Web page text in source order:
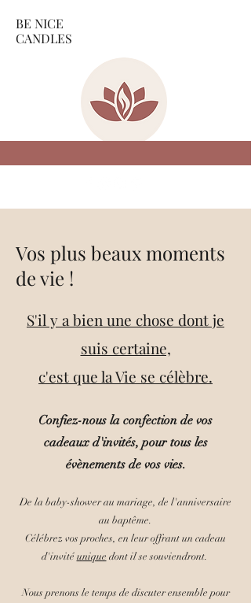
BE NICE
CANDLES
Vos plus beaux moments
de vie !
S'il y a bien une chose dont je
suis certaine,
c'est que la Vie se célèbre.
Confiez-nous la confection de vos
cadeaux d'invités, pour tous les
évènements de vos vies.
De la baby-shower au mariage, de l'anniversaire
au baptême.
Célébrez vos proches, en leur offrant un cadeau
d'invitéunique dont il se souviendront.
Nous prenons le temps de discuter ensemble pour